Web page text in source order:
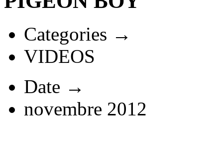
Categories →
VIDEOS
Date →
novembre 2012